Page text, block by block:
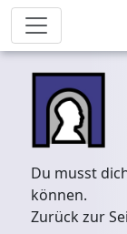
Du musst
können.
Zurück zur